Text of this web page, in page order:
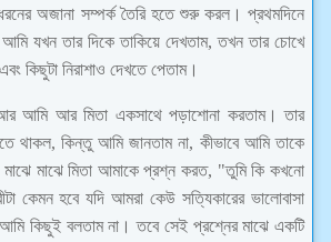
অজানা সম্পর্ক তৈরি হতে শুরু করল। প্রথমদিনে
যখন তার দিকে তাকিয়ে দেখতাম, তখন তার চোখে
কিছুটা নিরাশাও দেখতে পেতাম।
আমি আর মিতা একসাথে পড়াশোনা করতাম। তার
থাকল, কিন্তু আমি জানতাম না, কীভাবে আমি তাকে
মাঝে মিতা আমাকে প্রশ্ন করত, "তুমি কি কখনো
কেমন হবে যদি আমরা কেউ সত্যিকারের ভালোবাসা
কিছুই বলতাম না। তবে সেই প্রশ্নের মাঝে একটি